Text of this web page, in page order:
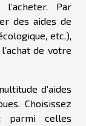
Par
des aides de
etc.),
de votre
d’aides
Choisissez
parmi celles